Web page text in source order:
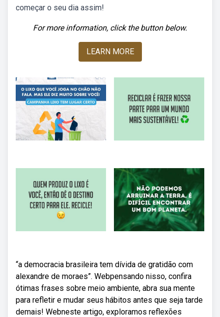
começar o seu dia assim!
For more information, click the button below.
LEARN MORE
“a democracia brasileira tem dívida de gratidão com
alexandre de moraes”. Webpensando nisso, confira
ótimas frases sobre meio ambiente, abra sua mente
para refletir e mudar seus hábitos antes que seja tarde
demais! Webneste artigo, exploramos reflexões